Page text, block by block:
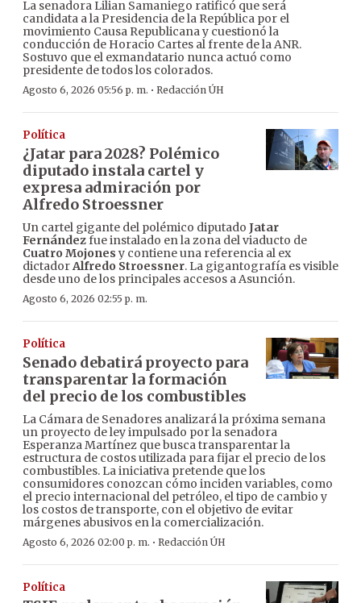
La senadora Lilian Samaniego ratificó que será
candidata a la Presidencia de la República por el
movimiento Causa Republicana y cuestionó la
conducción de Horacio Cartes al frente de la ANR.
Sostuvo que el exmandatario nunca actuó como
presidente de todos los colorados.
Agosto 6, 2026 05:56 p. m. · Redacción ÚH
Política
¿Jatar para 2028? Polémico
diputado instala cartel y
expresa admiración por
Alfredo Stroessner
Un cartel gigante del polémico diputado Jatar
Fernándezfue instalado en la zona del viaducto de
Cuatro Mojones y contiene una referencia al ex
dictadorAlfredo Stroessner. La gigantografía es visible
desde uno de los principales accesos a Asunción.
Agosto 6, 2026 02:55 p. m.
Política
Senado debatirá proyecto para
transparentar la formación
del precio de los combustibles
La Cámara de Senadores analizará la próxima semana
un proyecto de ley impulsado por la senadora
Esperanza Martínez que busca transparentar la
estructura de costos utilizada para fijar el precio de los
combustibles. La iniciativa pretende que los
consumidores conozcan cómo inciden variables, como
el precio internacional del petróleo, el tipo de cambio y
los costos de transporte, con el objetivo de evitar
márgenes abusivos en la comercialización.
Agosto 6, 2026 02:00 p. m. · Redacción ÚH
Política